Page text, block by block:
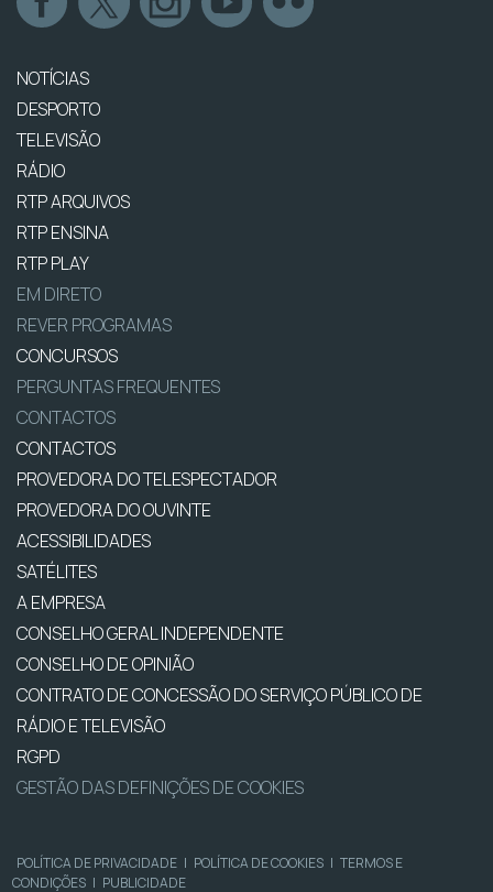
NOTÍCIAS
DESPORTO
TELEVISÃO
RÁDIO
RTP ARQUIVOS
RTP ENSINA
RTP PLAY
EM DIRETO
REVER PROGRAMAS
CONCURSOS
PERGUNTAS FREQUENTES
CONTACTOS
CONTACTOS
PROVEDORA DO TELESPECTADOR
PROVEDORA DO OUVINTE
ACESSIBILIDADES
SATÉLITES
A EMPRESA
CONSELHO GERAL INDEPENDENTE
CONSELHO DE OPINIÃO
CONTRATO DE CONCESSÃO DO SERVIÇO PÚBLICO DE
RÁDIO E TELEVISÃO
RGPD
GESTÃO DAS DEFINIÇÕES DE COOKIES
POLÍTICA DE PRIVACIDADE | POLÍTICA DE COOKIES | TERMOS E
CONDIÇÕES | PUBLICIDADE